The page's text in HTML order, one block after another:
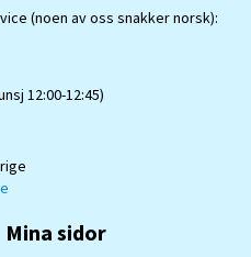
(noen av oss snakker norsk):
12:00-12:45)
Mina sidor